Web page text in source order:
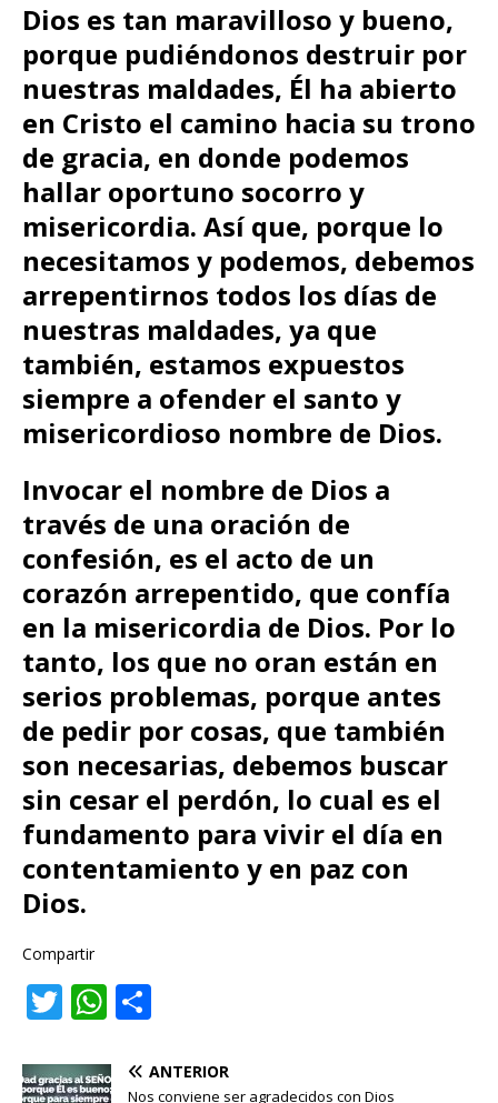
Dios es tan maravilloso y bueno,
porque pudiéndonos destruir por
nuestras maldades, Él ha abierto
en Cristo el camino hacia su trono
de gracia, en donde podemos
hallar oportuno socorro y
misericordia. Así que, porque lo
necesitamos y podemos, debemos
arrepentirnos todos los días de
nuestras maldades, ya que
también, estamos expuestos
siempre a ofender el santo y
misericordioso nombre de Dios.
Invocar el nombre de Dios a
través de una oración de
confesión, es el acto de un
corazón arrepentido, que confía
en la misericordia de Dios. Por lo
tanto, los que no oran están en
serios problemas, porque antes
de pedir por cosas, que también
son necesarias, debemos buscar
sin cesar el perdón, lo cual es el
fundamento para vivir el día en
contentamiento y en paz con
Dios.
Compartir
T
it
W
at m
ANTERIOR
Nos conviene ser agradecidos con Dios